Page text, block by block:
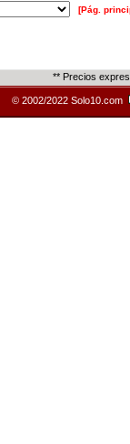
[Pág.
** Precios
© 2002/2022 Solo10.com